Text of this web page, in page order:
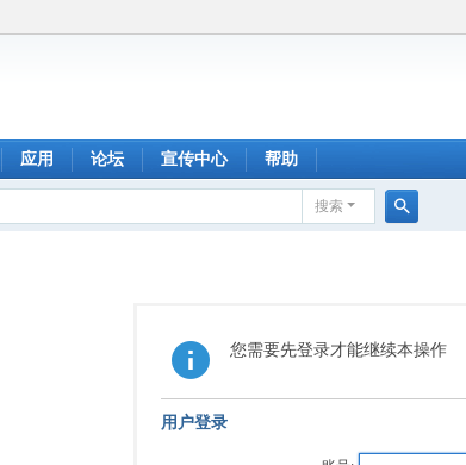
应用 论坛 宣传中心 帮助
搜索
您需要先登录才能继续本操作
用户登录